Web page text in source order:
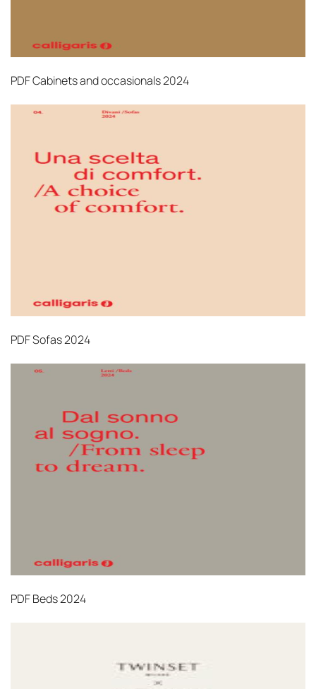
PDFCabinets and occasionals 2024
PDFSofas 2024
PDFBeds 2024